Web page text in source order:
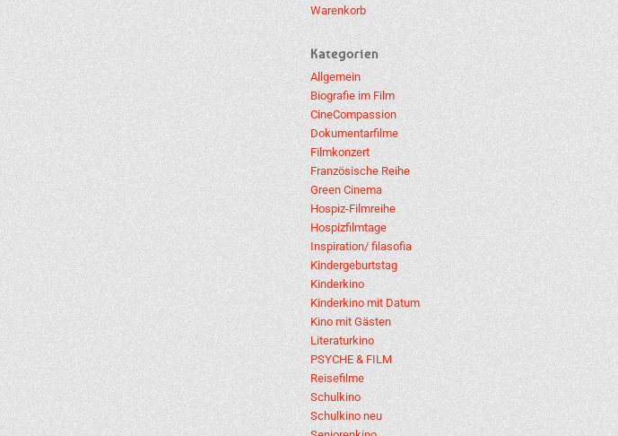
Warenkorb
Kategorien
Allgemein
Biografie im Film
CineCompassion
Dokumentarfilme
Filmkonzert
Französische Reihe
Green Cinema
Hospiz-Filmreihe
Hospizfilmtage
Inspiration/ filasofia
Kindergeburtstag
Kinderkino
Kinderkino mit Datum
Kino mit Gästen
Literaturkino
PSYCHE & FILM
Reisefilme
Schulkino
Schulkino neu